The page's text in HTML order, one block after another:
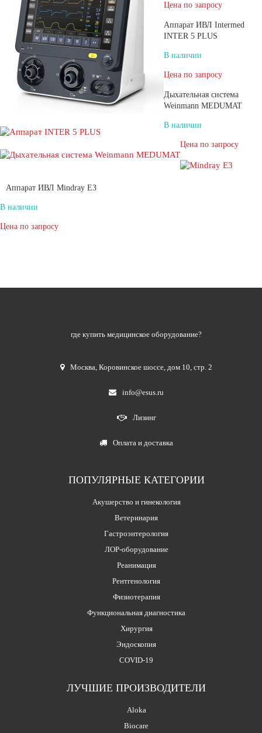
Цена по запросу
Аппарат ИВЛ Intermed
INTER 5 PLUS
В наличии
Цена по запросу
Дыхательная система
Weinmann MEDUMAT
В наличии
Цена по запросу
Аппарат ИВЛ Mindray E3
В наличии
Цена по запросу
где купить медицинское оборудование?
Москва ,Коровинское шоссе, дом 10, стр. 2
info@esus.ru
Лизинг
Оплата и доставка
ПОПУЛЯРНЫЕ КАТЕГОРИИ
Акушерство и гинекология
Ветеринария
Гастроэнтерология
ЛОР-оборудование
Реанимация
Рентгенология
Физиотерапия
Функциональная диагностика
Хирургия
Эндоскопия
COVID-19
ЛУЧШИЕ ПРОИЗВОДИТЕЛИ
Aloka
Biocare